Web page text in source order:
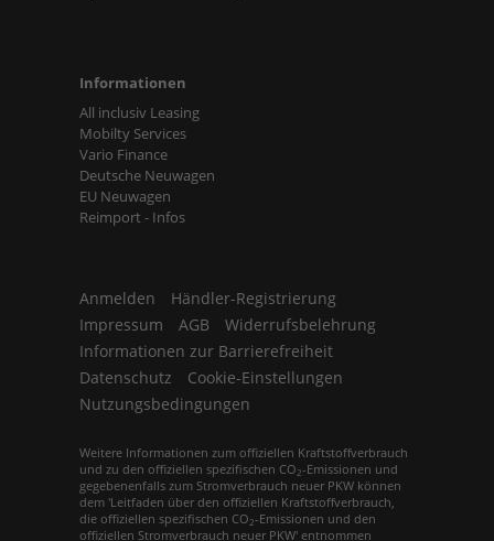
Informationen
All inclusiv Leasing
Mobilty Services
Vario Finance
Deutsche Neuwagen
EU Neuwagen
Reimport - Infos
Anmelden
Händler-Registrierung
Impressum
AGB
Widerrufsbelehrung
Informationen zur Barrierefreiheit
Datenschutz
Cookie-Einstellungen
Nutzungsbedingungen
Weitere Informationen zum offiziellen Kraftstoffverbrauch
und zu den offiziellen spezifischen CO 2-Emissionen und
gegebenenfalls zum Stromverbrauch neuer PKW können
dem 'Leitfaden über den offiziellen Kraftstoffverbrauch,
die offiziellen spezifischen CO 2-Emissionen und den
offiziellen Stromverbrauch neuer PKW' entnommen